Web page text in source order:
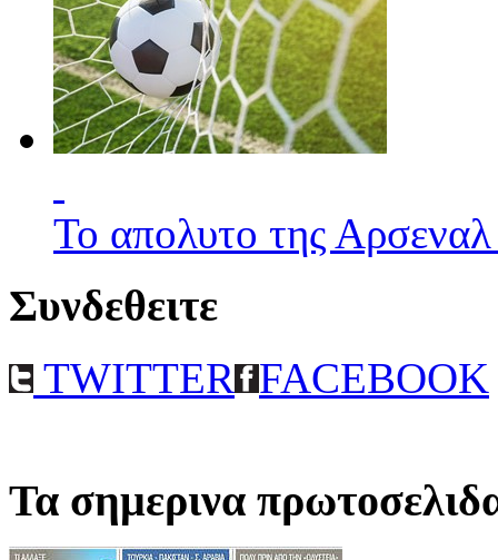
Το απολυτο της
Συνδεθειτε
TWITTER FACEBOOK
Τα σημερινα